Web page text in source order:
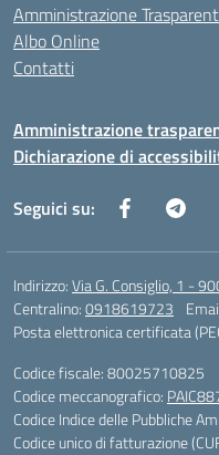
Amministrazione
Albo Online
Contatti
Amministrazione
Dichiarazione di
Seguici su:
Indirizzo:Via G. Consiglio, 1 -
Centralino:0918619723
Posta elettronica certificata
Codice fiscale: 80025710825
Codice meccanografico:
Codice Indice delle Pubbliche
Codice unico di fatturazione